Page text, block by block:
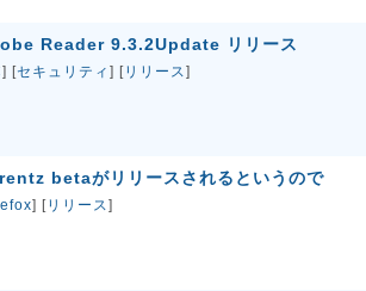
Reader 9.3.2Update リリース
] [セキュリティ ] [リリース]
betaがリリースされるというので
] [リリース]